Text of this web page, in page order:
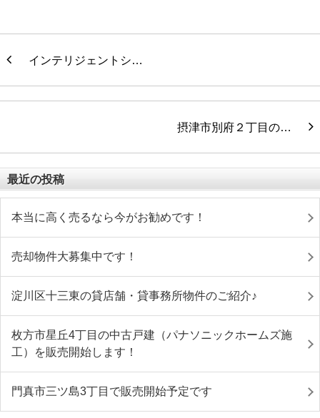
インテリジェントシ…
摂津市別府２丁目の…
最近の投稿
本当に高く売るなら今がお勧めです！
売却物件大募集中です！
淀川区十三東の貸店舗・貸事務所物件のご紹介♪
枚方市星丘4丁目の中古戸建（パナソニックホームズ施
工）を販売開始します！
門真市三ツ島3丁目で販売開始予定です